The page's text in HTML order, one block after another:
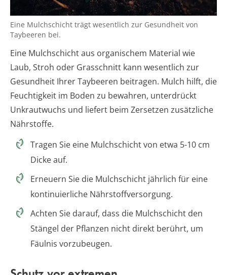
Eine Mulchschicht trägt wesentlich zur Gesundheit von
Taybeeren bei.
Eine Mulchschicht aus organischem Material wie
Laub, Stroh oder Grasschnitt kann wesentlich zur
Gesundheit Ihrer Taybeeren beitragen. Mulch hilft, die
Feuchtigkeit im Boden zu bewahren, unterdrückt
Unkrautwuchs und liefert beim Zersetzen zusätzliche
Nährstoffe.
Tragen Sie eine Mulchschicht von etwa 5-10 cm
Dicke auf.
Erneuern Sie die Mulchschicht jährlich für eine
kontinuierliche Nährstoffversorgung.
Achten Sie darauf, dass die Mulchschicht den
Stängel der Pflanzen nicht direkt berührt, um
Fäulnis vorzubeugen.